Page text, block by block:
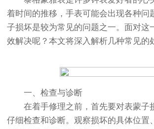
着时间的推移，手表可能会出现各种问
子损坏是较为常见的问题之一。面对这
效解决呢？本文将深入解析几种常见的
一、检查与诊断
在着手修理之前，首先要对表蒙子
仔细检查和诊断。观察损坏的具体位置